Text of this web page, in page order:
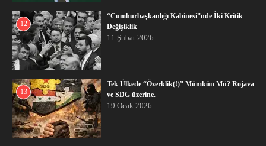
12
“Cumhurbaşkanlığı Kabinesi”nde İki Kritik
Değişiklik
11 Şubat 2026
13
Tek Ülkede “Özerklik(!)” Mümkün Mü? Rojava
ve SDG üzerine.
19 Ocak 2026